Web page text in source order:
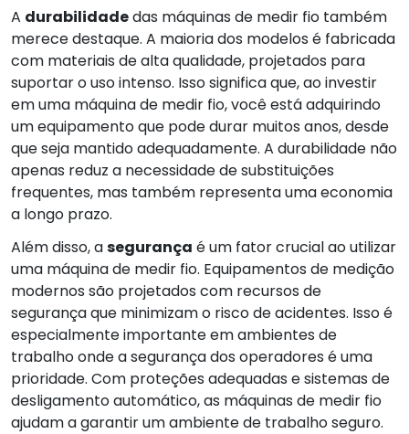
A durabilidadedas máquinas de medir fio também
merece destaque. A maioria dos modelos é fabricada
com materiais de alta qualidade, projetados para
suportar o uso intenso. Isso significa que, ao investir
em uma máquina de medir fio, você está adquirindo
um equipamento que pode durar muitos anos, desde
que seja mantido adequadamente. A durabilidade não
apenas reduz a necessidade de substituições
frequentes, mas também representa uma economia
a longo prazo.
Além disso, asegurança é um fator crucial ao utilizar
uma máquina de medir fio. Equipamentos de medição
modernos são projetados com recursos de
segurança que minimizam o risco de acidentes. Isso é
especialmente importante em ambientes de
trabalho onde a segurança dos operadores é uma
prioridade. Com proteções adequadas e sistemas de
desligamento automático, as máquinas de medir fio
ajudam a garantir um ambiente de trabalho seguro.